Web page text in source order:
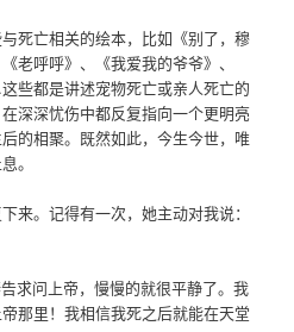
死亡相关的绘本，比如《别了，穆
老呼呼》、《我爱我的爷爷》、
些都是讲述宠物死亡或亲人死亡的
深深忧伤中都反复指向一个更明亮
的相聚。既然如此，今生今世，唯
。
来。记得有一次，她主动对我说：
求问上帝，慢慢的就很平静了。我
那里！我相信我死之后就能在天堂